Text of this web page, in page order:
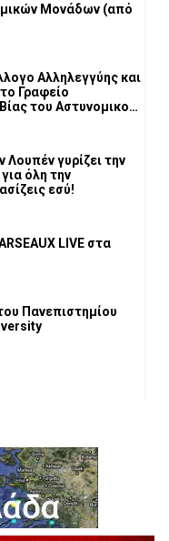
Μονάδων (από
Αλληλεγγύης και
Γραφείο
του Αστυνομικού
Λουπέν γυρίζει την
όλη την
εσύ!
LIVE στα
Πανεπιστημίου
οδού Περιβόλι –